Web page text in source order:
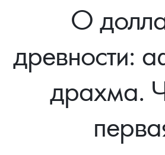
Инвестиционные монеты
Иностранные
Памятные монеты России и СССР
Монеты Царской России
Монеты стран мира после 1950г
Монеты и жетоны ЗМД
Георгий Победоносец
Как сделать заказ
Клуб ЗМД
Подбор монет
Информация
Новости
Аналитика и события
О
древности:
драхма.